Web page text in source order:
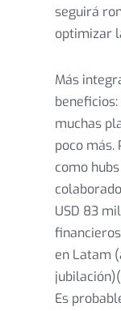
seguirá
optimizar
Más
muchas
poco más.
como
USD 83
en Latam
Es